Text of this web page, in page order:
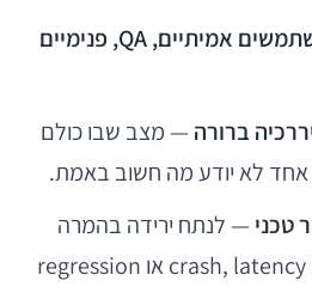
אי-הפרדה בין משתמשים אמיתיים, QA, פנימיים
— מצב שבו כולם
אחד לא יודע מה חשוב באמת.
טכני — לנתח ירידה בהמרה
בלי לבדוק אם יש crash, latency או regression